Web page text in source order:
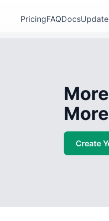
PricingFAQDocs
Create